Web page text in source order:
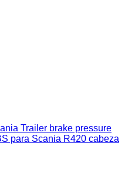
Trailer brake pressure
para Scania R420 cabeza